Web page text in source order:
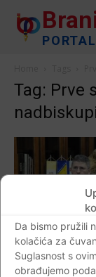
Da bismo pružili
kolačića za
Suglasnost s
obrađujemo
PORTAL
Tag: Prve